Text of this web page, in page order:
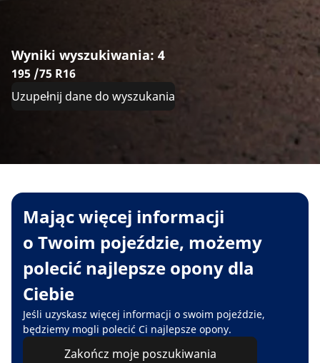
Wyniki wyszukiwania: 4
195 /75 R16
Uzupełnij dane do wyszukania
Mając więcej informacji
o Twoim pojeździe, możemy
polecić najlepsze opony dla
Ciebie
Jeśli uzyskasz więcej informacji o swoim pojeździe,
będziemy mogli polecić Ci najlepsze opony.
Zakończ moje poszukiwania